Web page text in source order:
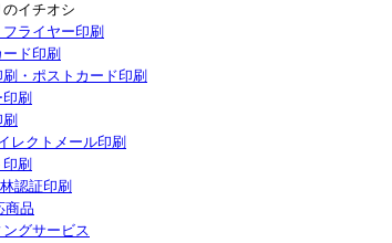
イチオシ
ライヤー印刷
ド印刷
・ポストカード印刷
刷
レクトメール印刷
刷
認証印刷
商品
グサービス